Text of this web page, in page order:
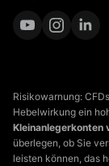
Risikowarnung:
Hebelwirkung ein
Kleinanlegerkonten
überlegen, ob Sie
leisten können, das